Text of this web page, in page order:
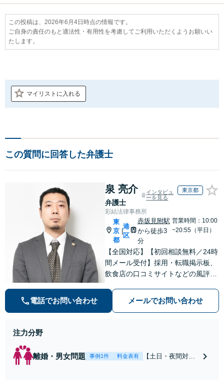
この投稿は、2026年6月4日時点の情報です。
ご自身の責任のもと適法性・有用性を考慮してご利用いただくようお願いい
たします。
マイリストに入れる
この質問に回答した弁護士
泉 亮介
弁護士
インタビュ
ーを見る
東京都
彩結法律事務所
東
京
都
港
区
赤坂見附駅
から徒歩3
分
営業時間：10:00
~20:55（平日）
【全国対応】【初回相談無料／24時
間メール受付】採用・転職掲示板、
飲食店の口コミサイトなどの風評被
の種類を問わず相談可。可能な限り
早期対応で駆けつけサポート【労
電話でお問い合わせ メールでお問い合わせ
注力分野
離婚・男女問題 事例1件 料金表有
【土日・夜間対応